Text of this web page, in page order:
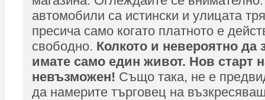
автомобили са истински и улицата
пресича само когато платното е
свободно. Колкото и невероятно да
имате само един живот. Нов старт
невъзможен! Също така, не е
да намерите търговец на